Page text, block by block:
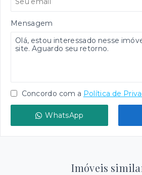
Mensagem
Concordo com a Política de
WhatsApp
Imóveis